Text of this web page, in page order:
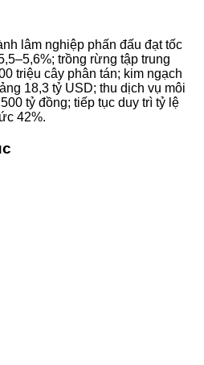
lâm nghiệp phấn đấu đạt tốc
trồng rừng tập trung
triệu cây phân tán; kim ngạch
18,3 tỷ USD; thu dịch vụ môi
tỷ đồng; tiếp tục duy trì tỷ lệ
42%.